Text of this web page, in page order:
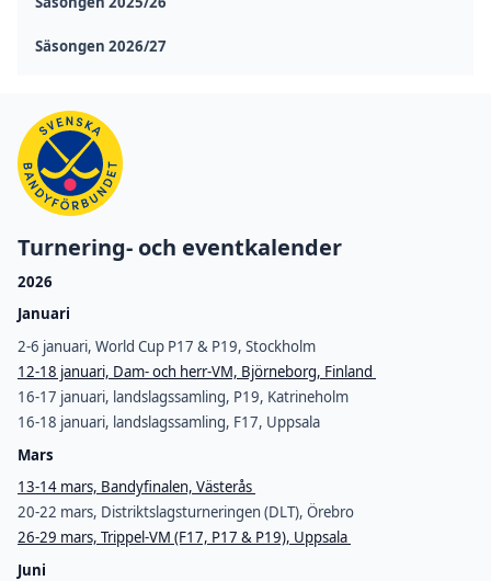
Säsongen 2026/27
Turnering- och eventkalender
2026
Januari
2-6 januari, World Cup P17 & P19, Stockholm
12-18 januari, Dam- och herr-VM, Björneborg, Finland
16-17 januari, landslagssamling, P19, Katrineholm
16-18 januari, landslagssamling, F17, Uppsala
Mars
13-14 mars, Bandyfinalen, Västerås
20-22 mars, Distriktslagsturneringen (DLT), Örebro
26-29 mars, Trippel-VM (F17, P17 & P19), Uppsala
Juni